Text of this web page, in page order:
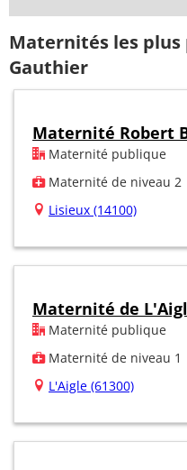
Maternités les plus
Gauthier
Maternité Robert
Maternité publique
Maternité de niveau 2
Lisieux (14100)
Maternité de
Maternité publique
Maternité de niveau 1
L'Aigle (61300)